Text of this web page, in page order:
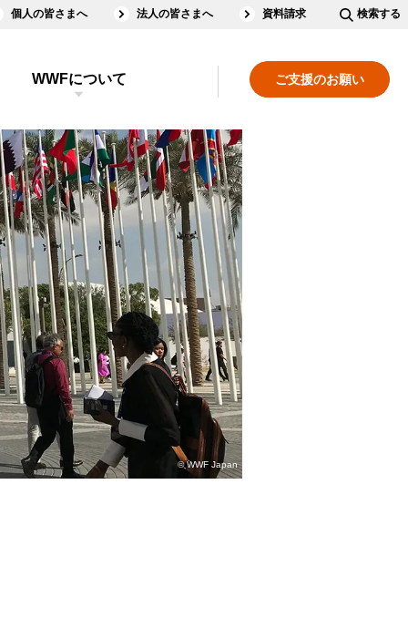
個人の皆さまへ 法人の皆さまへ 資料請求 検索する
ご支援のお願い
WWFについて
© WWF Japan